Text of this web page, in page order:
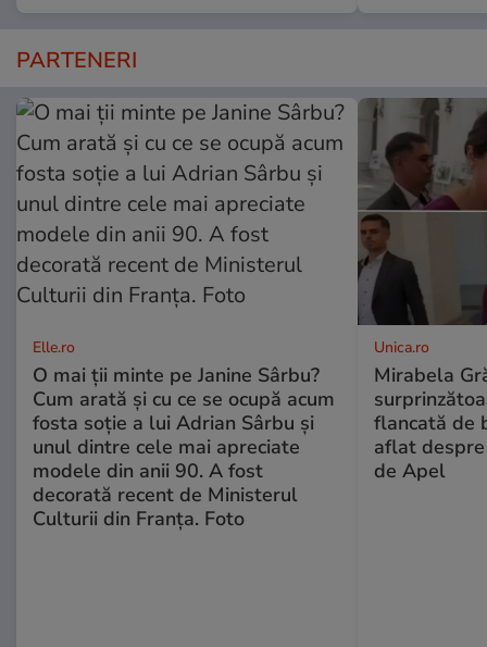
PARTENERI
Elle.ro
O mai ții minte pe Janine Sârbu?
Cum arată și cu ce se ocupă acum
fosta soție a lui Adrian Sârbu și
unul dintre cele mai apreciate
modele din anii 90. A fost
decorată recent de Ministerul
Culturii din Franța. Foto
Unica.ro
Mirabela
flancată de
aflat
de Apel